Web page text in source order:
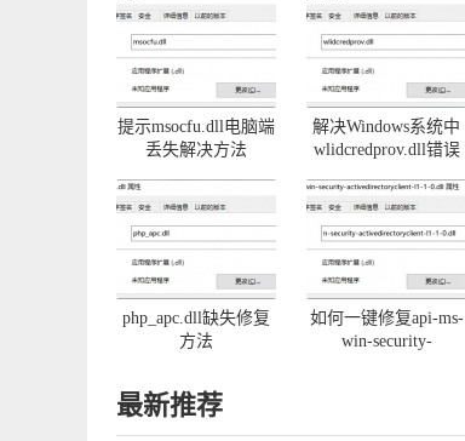
提示msocfu.dll电脑端
丢失解决方法
解决Windows系统中
wlidcredprov.dll错误
php_apc.dll缺失修复
方法
如何一键修复api-ms-
win-security-
最新推荐